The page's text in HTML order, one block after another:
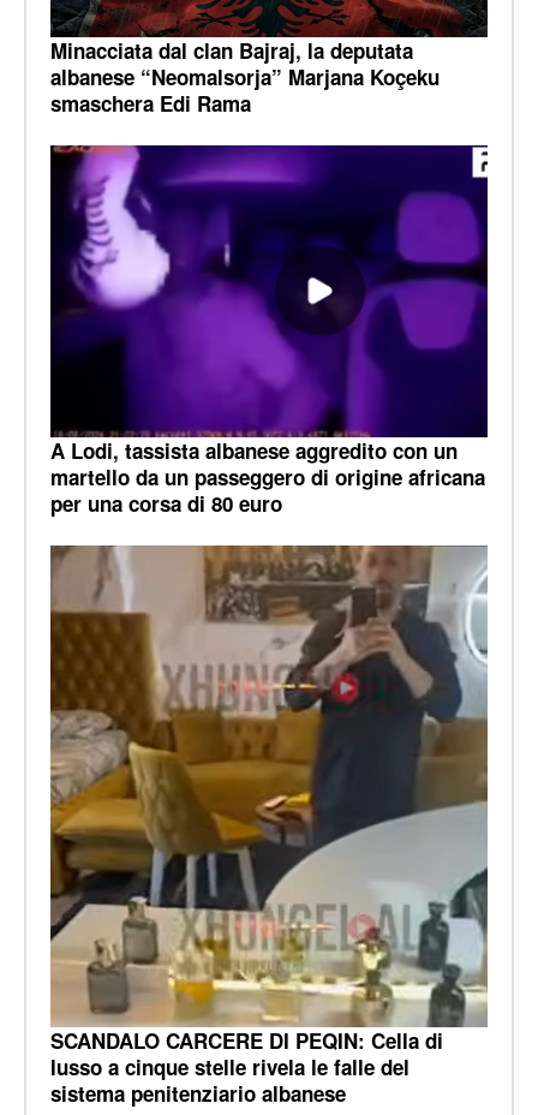
Minacciata dal clan Bajraj, la deputata
albanese “Neomalsorja” Marjana Koçeku
smaschera Edi Rama
A Lodi, tassista albanese aggredito con un
martello da un passeggero di origine africana
per una corsa di 80 euro
SCANDALO CARCERE DI PEQIN: Cella di
lusso a cinque stelle rivela le falle del
sistema penitenziario albanese